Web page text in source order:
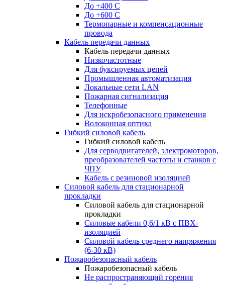
До +400 C
До +600 С
Термопарные и компенсационные
провода
Кабель передачи данных
Кабель передачи данных
Низкочастотные
Для буксируемых цепей
Промышленная автоматизация
Локальные сети LAN
Пожарная сигнализация
Телефонные
Для искробезопасного применения
Волоконная оптика
Гибкий силовой кабель
Гибкий силовой кабель
Для серводвигателей, электромоторов,
преобразователей частоты и станков с
ЧПУ
Кабель с резиновой изоляцией
Силовой кабель для стационарной
прокладки
Силовой кабель для стационарной
прокладки
Силовые кабели 0,6/1 кВ с ПВХ-
изоляцией
Силовой кабель среднего напряжения
(6-30 кВ)
Пожаробезопасный кабель
Пожаробезопасный кабель
Не распространяющий горения